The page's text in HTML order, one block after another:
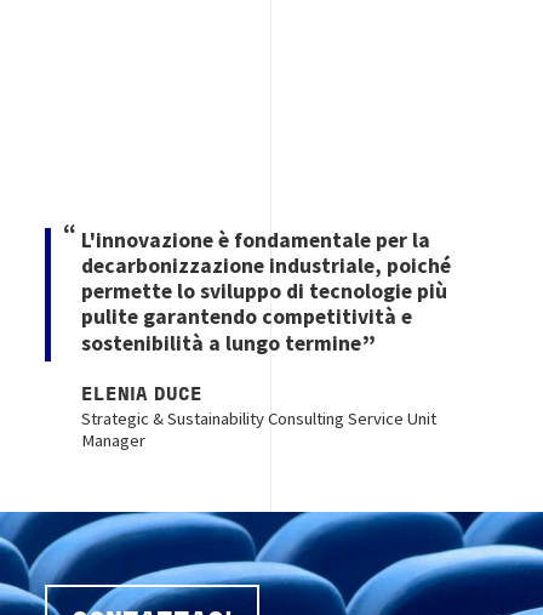
L'innovazione è fondamentale per la
decarbonizzazione industriale, poiché
permette lo sviluppo di tecnologie più
pulite garantendo competitività e
sostenibilità a lungo termine
ELENIA DUCE
Strategic & Sustainability Consulting Service Unit
Manager